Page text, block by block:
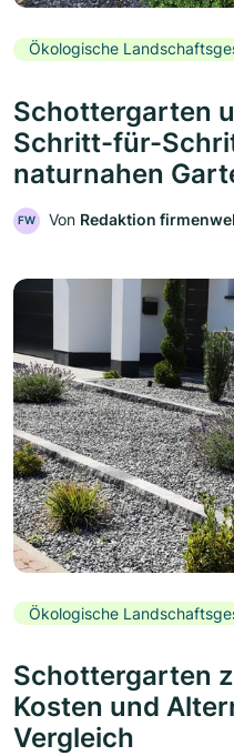
Ökologische
Schottergarten
Schritt-für-
naturnahen
FW Von Redaktion
Ökologische
Schottergarten
Kosten und
Vergleich